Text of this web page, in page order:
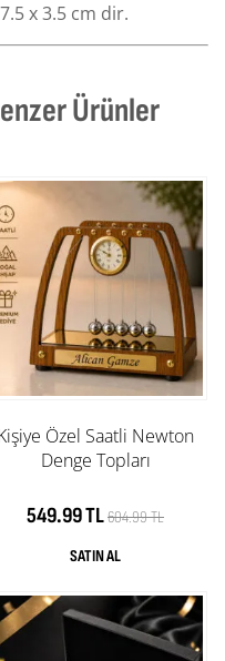
x 3.5 cm dir.
Ürünler
Özel Saatli Newton
Denge Topları
549.99 TL604.99 TL